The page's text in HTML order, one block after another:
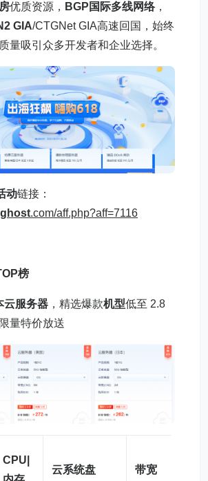
优质资源， BGP国际多线网络，
GIA/CTGNet GIA高速回国，始终
量吸引众多开发者和企业选择。
动链接：
host.com/aff.php?aff=7116
OP榜
云服务器 ，精选爆款机型低至 2.8
量特价放送
CPU|
云系统盘 带宽